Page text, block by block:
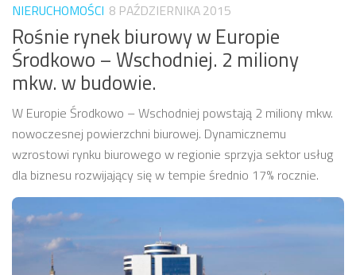
NIERUCHOMOŚCI 8 PAŹDZIERNIKA 2015
Rośnie rynek biurowy w Europie
Środkowo – Wschodniej. 2 miliony
mkw. w budowie.
W Europie Środkowo – Wschodniej powstają 2 miliony mkw.
nowoczesnej powierzchni biurowej. Dynamicznemu
wzrostowi rynku biurowego w regionie sprzyja sektor usług
dla biznesu rozwijający się w tempie średnio 17% rocznie.